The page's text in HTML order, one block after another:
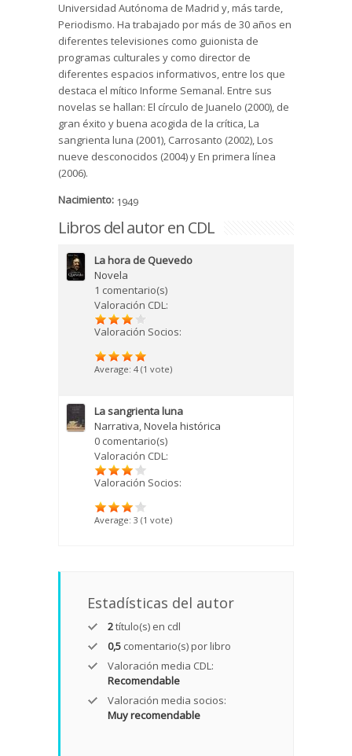
Universidad Autónoma de Madrid y, más tarde,
Periodismo. Ha trabajado por más de 30 años en
diferentes televisiones como guionista de
programas culturales y como director de
diferentes espacios informativos, entre los que
destaca el mítico Informe Semanal. Entre sus
novelas se hallan: El círculo de Juanelo (2000), de
gran éxito y buena acogida de la crítica, La
sangrienta luna (2001), Carrosanto (2002), Los
nueve desconocidos (2004) y En primera línea
(2006).
Nacimiento: 1949
Libros del autor en CDL
La hora de Quevedo
Novela
1 comentario(s)
Valoración CDL:
Valoración Socios:
Average: 4 (1 vote)
La sangrienta luna
Narrativa,Novela histórica
0 comentario(s)
Valoración CDL:
Valoración Socios:
Average: 3 (1 vote)
Estadísticas del autor
2título(s) en cdl
0,5 comentario(s) por libro
Valoración media CDL:
Recomendable
Valoración media socios:
Muy recomendable